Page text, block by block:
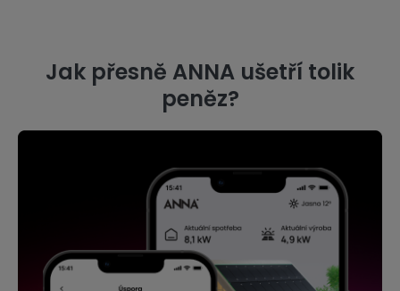
Jak přesně ANNA ušetří tolik
peněz?